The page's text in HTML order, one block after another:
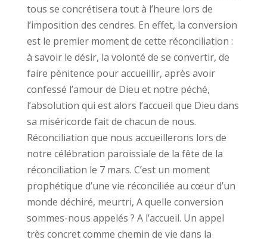
tous se concrétisera tout à l’heure lors de
l’imposition des cendres. En effet, la conversion
est le premier moment de cette réconciliation :
à savoir le désir, la volonté de se convertir, de
faire pénitence pour accueillir, après avoir
confessé l’amour de Dieu et notre péché,
l’absolution qui est alors l’accueil que Dieu dans
sa miséricorde fait de chacun de nous.
Réconciliation que nous accueillerons lors de
notre célébration paroissiale de la fête de la
réconciliation le 7 mars. C’est un moment
prophétique d’une vie réconciliée au cœur d’un
monde déchiré, meurtri, A quelle conversion
sommes-nous appelés ? A l’accueil. Un appel
très concret comme chemin de vie dans la